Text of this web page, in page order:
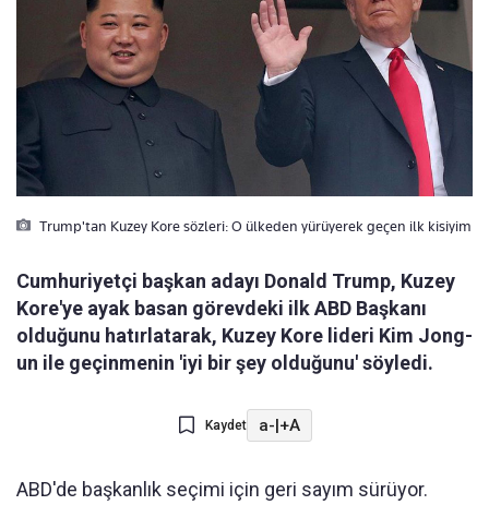
Trump'tan Kuzey Kore sözleri: O ülkeden yürüyerek geçen ilk kisiyim
Cumhuriyetçi başkan adayı Donald Trump, Kuzey
Kore'ye ayak basan görevdeki ilk ABD Başkanı
olduğunu hatırlatarak, Kuzey Kore lideri Kim Jong-
un ile geçinmenin 'iyi bir şey olduğunu' söyledi.
Kaydet a-|+A
ABD'de başkanlık seçimi için geri sayım sürüyor.